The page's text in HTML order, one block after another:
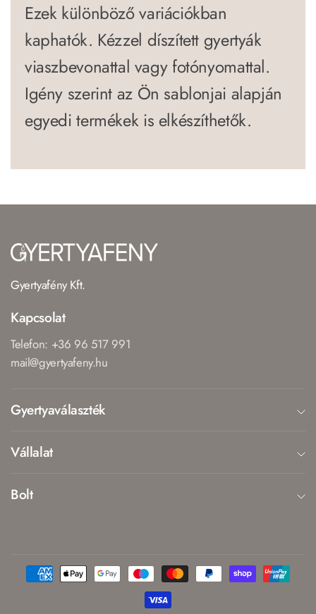
Ezek különböző variációkban
kaphatók. Kézzel díszített gyertyák
viaszbevonattal vagy fotónyomattal.
Igény szerint az Ön sablonjai alapján
egyedi termékek is elkészíthetők.
Gyertyafény Kft.
Kapcsolat
Telefon: +36 96 517 991
mail@gyertyafeny.hu
Gyertyaválaszték
Vállalat
Bolt